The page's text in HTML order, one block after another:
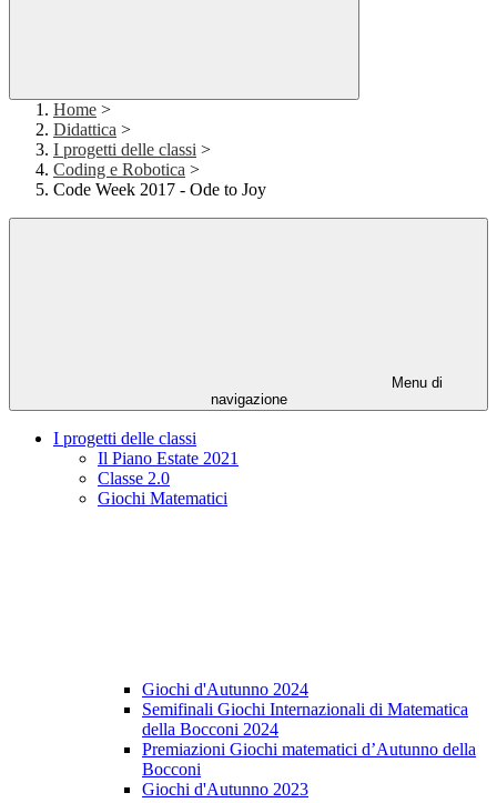
Home >
Didattica >
I progetti delle classi >
Coding e Robotica >
Code Week 2017 - Ode to Joy
Menu di
navigazione
I progetti delle classi
Il Piano Estate 2021
Classe 2.0
Giochi Matematici
Giochi d'Autunno 2024
Semifinali Giochi Internazionali di Matematica
della Bocconi 2024
Premiazioni Giochi matematici d’Autunno della
Bocconi
Giochi d'Autunno 2023